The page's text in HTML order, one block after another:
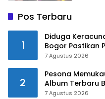
Pos Terbaru
1
Diduga
Bogor Pastikan
7 Agustus 2026
2
Pesona
Album Terbaru
7 Agustus 2026